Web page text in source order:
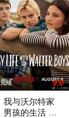
完结 9.0
我与沃尔特家
男孩的生活 第